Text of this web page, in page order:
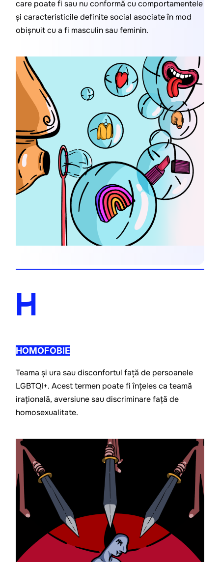
care poate fi sau nu conformă cu comportamentele
și caracteristicile definite social asociate în mod
obișnuit cu a fi masculin sau feminin.
H
HOMOFOBIE
Teama și ura sau disconfortul față de persoanele
LGBTQI+. Acest termen poate fi înțeles ca teamă
irațională, aversiune sau discriminare față de
homosexualitate.